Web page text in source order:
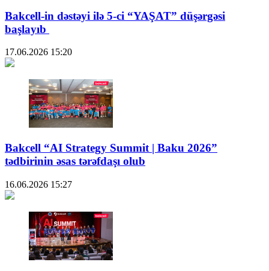
Bakcell-in dəstəyi ilə 5-ci “YAŞAT” düşərgəsi
başlayıb
17.06.2026 15:20
Bakcell “AI Strategy Summit | Baku 2026”
tədbirinin əsas tərəfdaşı olub
16.06.2026 15:27